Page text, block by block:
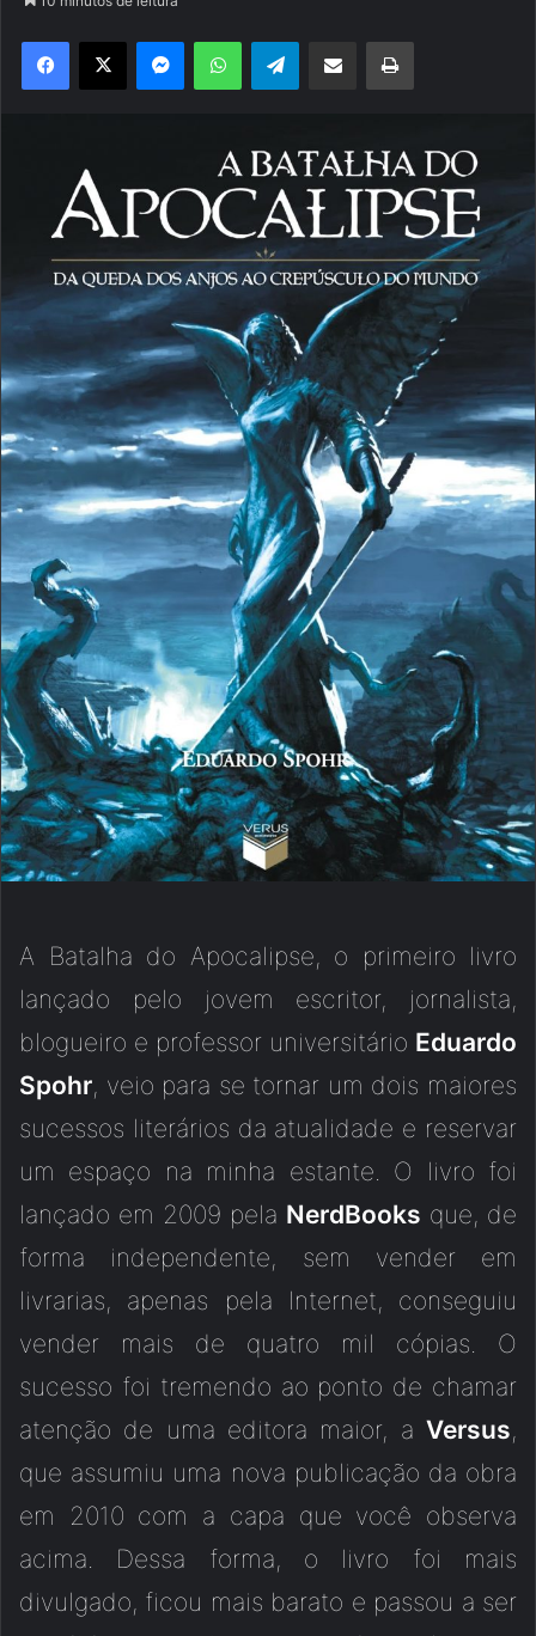
A Batalha do Apocalipse, o primeiro livro
lançado pelo jovem escritor, jornalista,
blogueiro e professor universitário Eduardo
Spohr, veio para se tornar um dois maiores
sucessos literários da atualidade e reservar
um espaço na minha estante. O livro foi
lançado em 2009 pela NerdBooks que, de
forma independente, sem vender em
livrarias, apenas pela Internet, conseguiu
vender mais de quatro mil cópias. O
sucesso foi tremendo ao ponto de chamar
atenção de uma editora maior, a Versus,
que assumiu uma nova publicação da obra
em 2010 com a capa que você observa
acima. Dessa forma, o livro foi mais
divulgado, ficou mais barato e passou a ser